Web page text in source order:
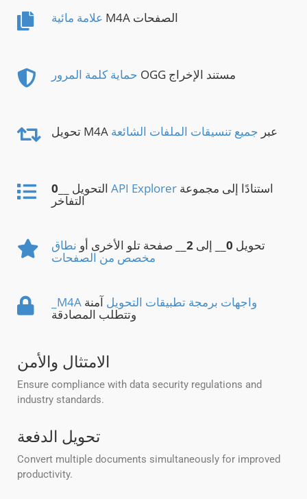
علامة مائية M4A الصفحات
حماية كلمة المرور OGG مستند الإخراج
تحويل M4A عبر جميع تنسيقات الملفات الشائعة
0 API Explorer
التفاخر
تحويل 0 __ إلى 2 __ صفحة تلو الأخرى أو نطاق
مخصص من الصفحات
_M4A واجهات برمجة تطبيقات التحويل آمنة
وتتطلب المصادقة
الامتثال والأمن
Ensure compliance with data security regulations and
industry standards.
تحويل الدفعة
Convert multiple documents simultaneously for improved
productivity.